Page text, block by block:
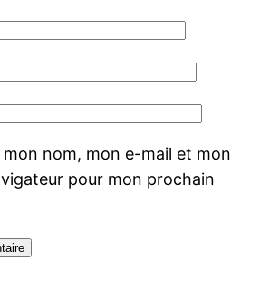
nom, mon e-mail et mon
pour mon prochain